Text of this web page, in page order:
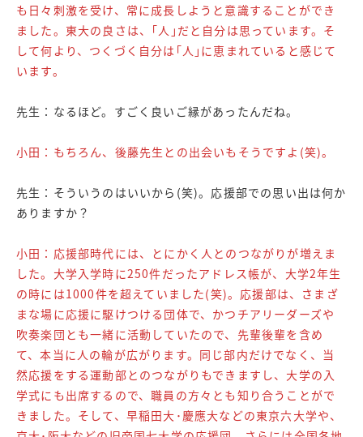
も日々刺激を受け、常に成長しようと意識することができ
ました。東大の良さは、｢人｣だと自分は思っています。そ
して何より、つくづく自分は｢人｣に恵まれていると感じて
います。
先生：なるほど。すごく良いご縁があったんだね。
小田：もちろん、後藤先生との出会いもそうですよ(笑)。
先生：そういうのはいいから(笑)。応援部での思い出は何か
ありますか？
小田：応援部時代には、とにかく人とのつながりが増えま
した。大学入学時に250件だったアドレス帳が、大学2年生
の時には1000件を超えていました(笑)。応援部は、さまざ
まな場に応援に駆けつける団体で、かつチアリーダーズや
吹奏楽団とも一緒に活動していたので、先輩後輩を含め
て、本当に人の輪が広がります。同じ部内だけでなく、当
然応援をする運動部とのつながりもできますし、大学の入
学式にも出席するので、職員の方々とも知り合うことがで
きました。そして、早稲田大･慶應大などの東京六大学や、